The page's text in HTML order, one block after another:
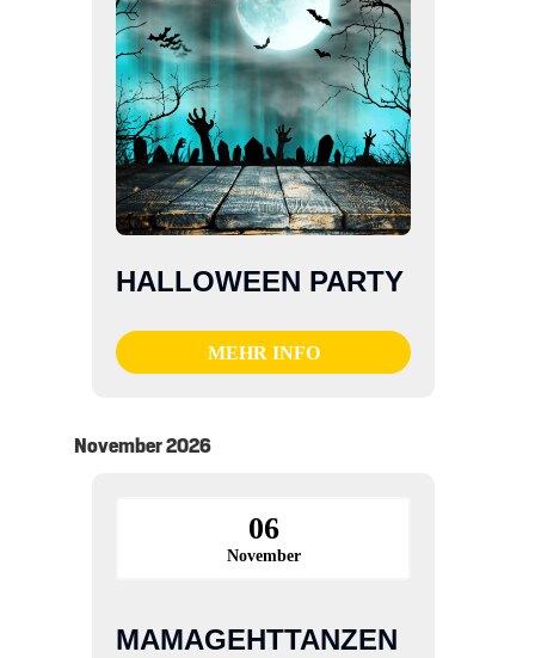
HALLOWEEN PARTY
MEHR INFO
November 2026
06
November
MAMAGEHTTANZEN